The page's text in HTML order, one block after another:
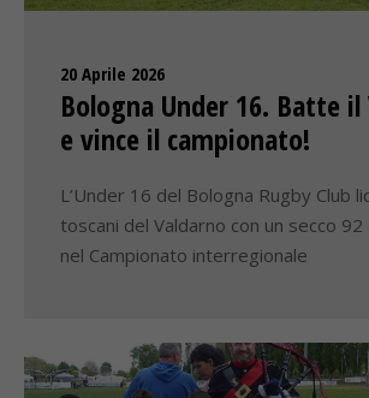
20 Aprile 2026
Bologna Under 16. Batte il
e vince il campionato!
L’Under 16 del Bologna Rugby Club
toscani del Valdarno con un secco
nel Campionato interregionale